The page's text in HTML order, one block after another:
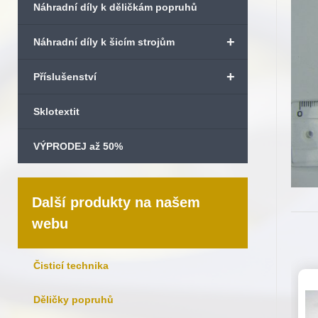
Náhradní díly k děličkám popruhů
+
Náhradní díly k šicím strojům
+
Příslušenství
Sklotextit
VÝPRODEJ až 50%
Další produkty na našem
webu
Čisticí technika
Děličky popruhů